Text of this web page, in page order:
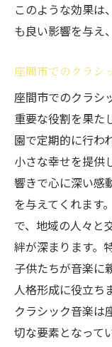
このような効果は
も良い影響を与え
座間市でのクラシ
座間市でのクラシ
重要な役割を果た
園で定期的に行わ
小さな幸せを提供
響きで心に深い感
を与えてくれます
で、地域の人々と
絆が深まります。
子供たちが音楽に
人格形成に役立ち
クラシック音楽は
切な要素となって